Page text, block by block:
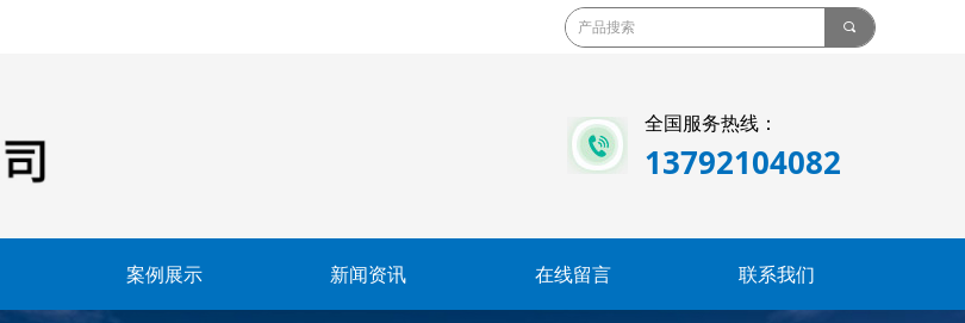
끠
全国服务热线：
13792104082
案例展示 新闻资讯 在线留言 联系我们